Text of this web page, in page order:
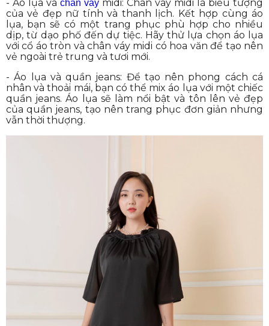
- Áo lụa và chân váy midi: Chân váy midi là biểu tượng
của vẻ đẹp nữ tính và thanh lịch. Kết hợp cùng áo
lụa, bạn sẽ có một trang phục phù hợp cho nhiều
dịp, từ dạo phố đến dự tiệc. Hãy thử lựa chọn áo lụa
với cổ áo tròn và chân váy midi có hoa văn để tạo nên
vẻ ngoài trẻ trung và tươi mới.
- Áo lụa và quần jeans: Để tạo nên phong cách cá
nhân và thoải mái, bạn có thể mix áo lụa với một chiếc
quần jeans. Áo lụa sẽ làm nổi bật và tôn lên vẻ đẹp
của quần jeans, tạo nên trang phục đơn giản nhưng
vẫn thời thượng.